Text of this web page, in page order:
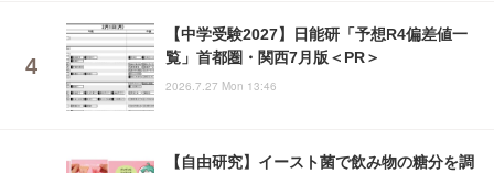
【中学受験2027】日能研「予想R4偏差値一
覧」首都圏・関西7月版＜PR＞
2026.7.27 Mon 13:46
【自由研究】イースト菌で飲み物の糖分を調